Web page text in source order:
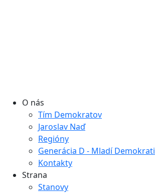
O nás
Tím Demokratov
Jaroslav Naď
Regióny
Generácia D - Mladí Demokrati
Kontakty
Strana
Stanovy